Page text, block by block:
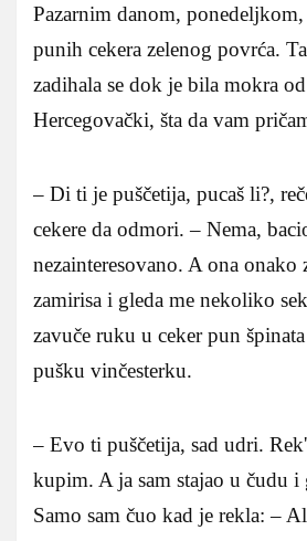
Pazarnim danom, ponedeljkom,
punih cekera zelenog povrća.
zadihala se dok je bila mokra
Hercegovački, šta da vam
– Di ti je puščetija, pucaš li?,
cekere da odmori. – Nema,
nezainteresovano. A ona
zamirisa i gleda me nekoliko
zavuče ruku u ceker pun
pušku vinčesterku.
– Evo ti puščetija, sad udri.
kupim. A ja sam stajao u čudu i
Samo sam čuo kad je rekla: –